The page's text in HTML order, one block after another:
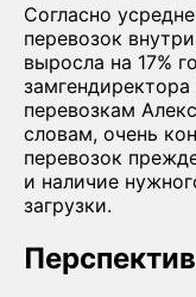
Согласно
перевозок
выросла на 17%
перевозкам
словам, очень
перевозок
и наличие
загрузки.